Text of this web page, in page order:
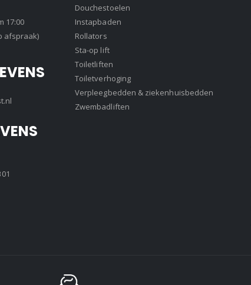
17:00
afspraak)
Douchestoelen
Instapbaden
Rollators
Sta-op lift
Toiletliften
Toiletverhoging
Verpleegbedden & ziekenhuisbedden
Zwembadliften